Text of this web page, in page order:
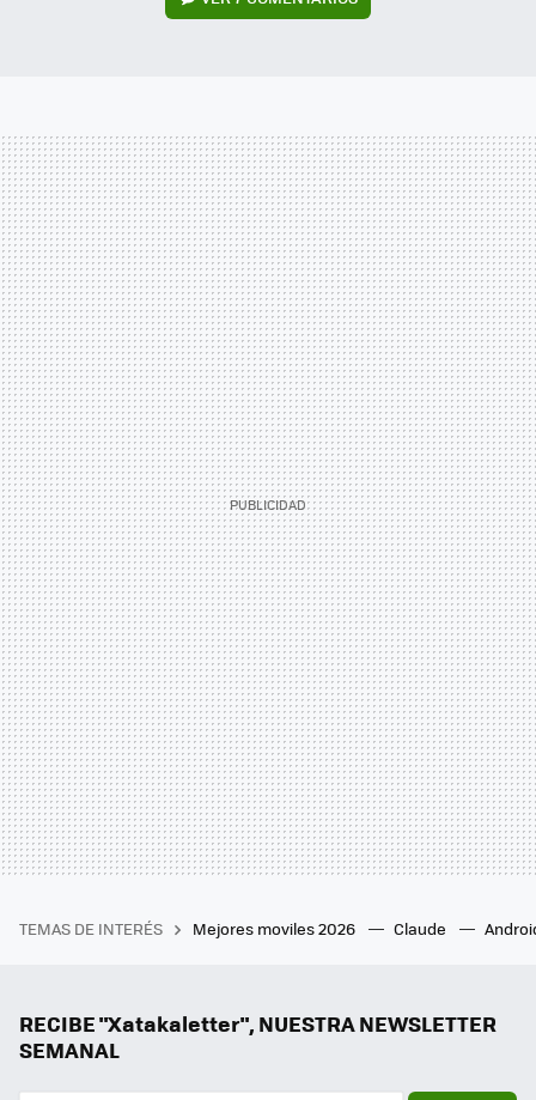
TEMAS DE INTERÉS Mejores moviles 2026 Claude
RECIBE "Xatakaletter", NUESTRA NEWSLETTER
SEMANAL